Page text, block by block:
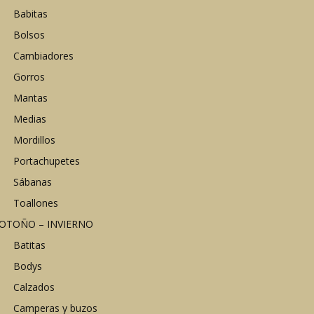
Babitas
Bolsos
Cambiadores
Gorros
Mantas
Medias
Mordillos
Portachupetes
Sábanas
Toallones
– INVIERNO
Batitas
Bodys
Calzados
Camperas y buzos